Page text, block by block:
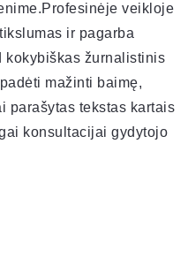
veikloje
ir pagarba
kokybiškas žurnalistinis
mažinti baimę,
parašytas tekstas kartais
konsultacijai gydytojo